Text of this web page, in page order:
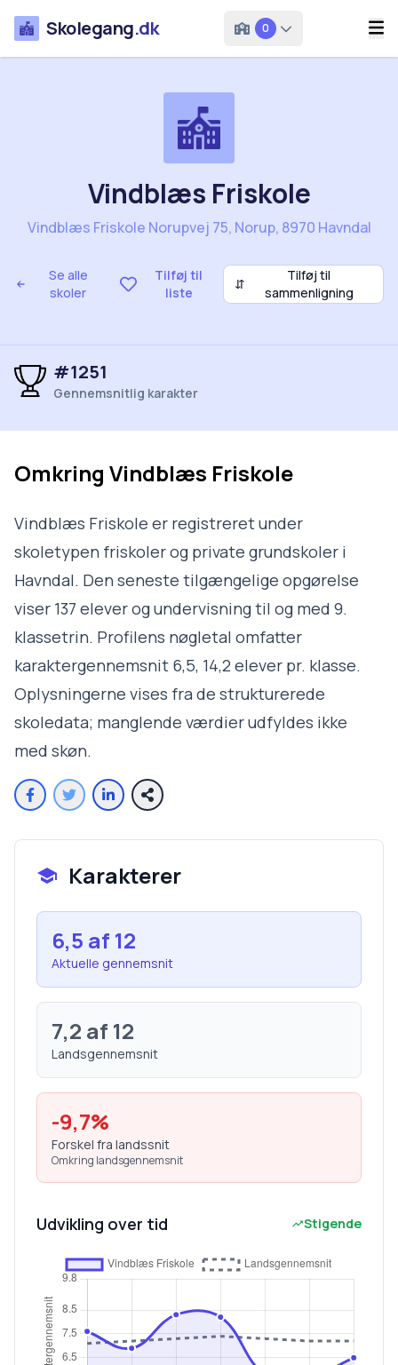
Skolegang.dk 0
Se alle
skoler
Tilføj til
liste
⇵
Tilføj til
sammenligning
Vindblæs Friskole
Vindblæs Friskole Norupvej 75, Norup, 8970 Havndal
#1251
Gennemsnitlig karakter
Omkring Vindblæs Friskole
Vindblæs Friskole er registreret under
skoletypen friskoler og private grundskoler i
Havndal. Den seneste tilgængelige opgørelse
viser 137 elever og undervisning til og med 9.
klassetrin. Profilens nøgletal omfatter
karaktergennemsnit 6,5, 14,2 elever pr. klasse.
Oplysningerne vises fra de strukturerede
skoledata; manglende værdier udfyldes ikke
med skøn.
Karakterer
6,5 af 12
Aktuelle gennemsnit
7,2 af 12
Landsgennemsnit
-9,7%
Forskel fra landssnit
Omkring landsgennemsnit
Udvikling over tid Stigende